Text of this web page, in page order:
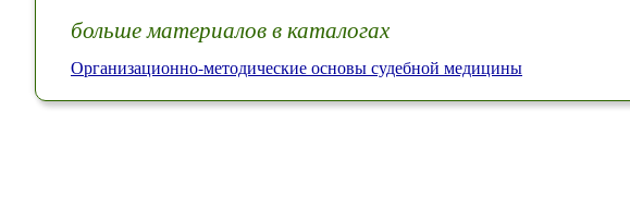
больше материалов в каталогах
Организационно-методические основы судебной медицины